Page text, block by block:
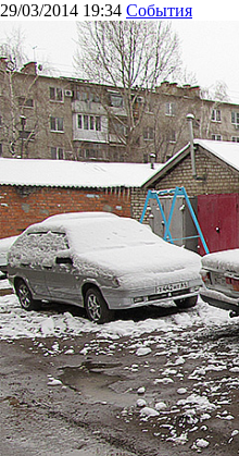
29/03/2014 19:34 События